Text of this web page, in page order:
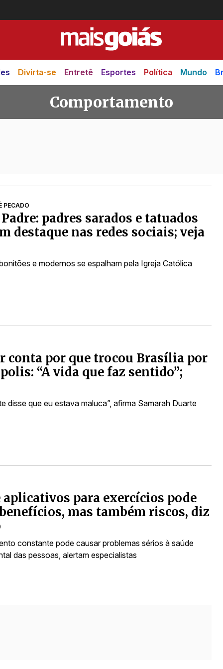
Divirta-se Entretê Esportes Política Mundo
Comportamento
PECADO
padres sarados e tatuados
destaque nas redes sociais; veja
e modernos se espalham pela Igreja Católica
conta por que trocou Brasília por
“A vida que faz sentido”;
disse que eu estava maluca”, afirma Samarah Duarte
aplicativos para exercícios pode
mas também riscos, diz
constante pode causar problemas sérios à saúde
das pessoas, alertam especialistas